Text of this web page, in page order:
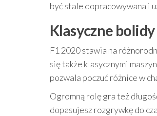
być stale dopracowywana i
Klasyczne
F1 2020 stawia na
się także klasycznymi
pozwala poczuć różnice w
Ogromną rolę gra też
dopasujesz rozgrywkę do